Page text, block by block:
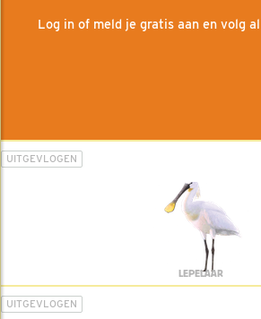
Log in of meld je gratis aan en volg
UITGEVLOGEN
LEPELAAR
UITGEVLOGEN